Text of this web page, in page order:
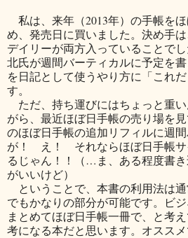
私は、来年（2013年）の手帳を
め、発売日に買いました。決め手
デイリーが両方入っていることでし
北氏が週間バーティカルに予定を
を日記として使うやり方に「これ
す。
ただ、持ち運びにはちょっと重
がら、最近ほぼ日手帳の売り場を
のほぼ日手帳の追加リフィルに週
が！ え！ それならほぼ日手帳サ
るじゃん！！（…ま、ある程度書
がいいけど）
ということで、本書の利用法は
でもかなりの部分が可能です。ビ
まとめてほぼ日手帳一冊で、と考
考になる本だと思います。オススメ